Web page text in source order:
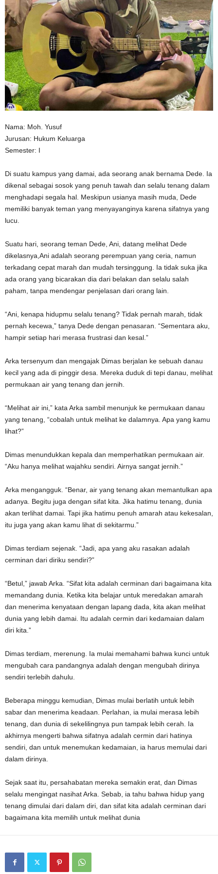
Nama: Moh. Yusuf
Jurusan: Hukum Keluarga
Semester: I
Di suatu kampus yang damai, ada seorang anak bernama Dede. Ia
dikenal sebagai sosok yang penuh tawah dan selalu tenang dalam
menghadapi segala hal. Meskipun usianya masih muda, Dede
memiliki banyak teman yang menyayanginya karena sifatnya yang
lucu.
Suatu hari, seorang teman Dede, Ani, datang melihat Dede
dikelasnya,Ani adalah seorang perempuan yang ceria, namun
terkadang cepat marah dan mudah tersinggung. Ia tidak suka jika
ada orang yang bicarakan dia dari belakan dan selalu salah
paham, tanpa mendengar penjelasan dari orang lain.
“Ani, kenapa hidupmu selalu tenang? Tidak pernah marah, tidak
pernah kecewa,” tanya Dede dengan penasaran. “Sementara aku,
hampir setiap hari merasa frustrasi dan kesal.”
Arka tersenyum dan mengajak Dimas berjalan ke sebuah danau
kecil yang ada di pinggir desa. Mereka duduk di tepi danau, melihat
permukaan air yang tenang dan jernih.
“Melihat air ini,” kata Arka sambil menunjuk ke permukaan danau
yang tenang, “cobalah untuk melihat ke dalamnya. Apa yang kamu
lihat?”
Dimas menundukkan kepala dan memperhatikan permukaan air.
“Aku hanya melihat wajahku sendiri. Airnya sangat jernih.”
Arka mengangguk. “Benar, air yang tenang akan memantulkan apa
adanya. Begitu juga dengan sifat kita. Jika hatimu tenang, dunia
akan terlihat damai. Tapi jika hatimu penuh amarah atau kekesalan,
itu juga yang akan kamu lihat di sekitarmu.”
Dimas terdiam sejenak. “Jadi, apa yang aku rasakan adalah
cerminan dari diriku sendiri?”
“Betul,” jawab Arka. “Sifat kita adalah cerminan dari bagaimana kita
memandang dunia. Ketika kita belajar untuk meredakan amarah
dan menerima kenyataan dengan lapang dada, kita akan melihat
dunia yang lebih damai. Itu adalah cermin dari kedamaian dalam
diri kita.”
Dimas terdiam, merenung. Ia mulai memahami bahwa kunci untuk
mengubah cara pandangnya adalah dengan mengubah dirinya
sendiri terlebih dahulu.
Beberapa minggu kemudian, Dimas mulai berlatih untuk lebih
sabar dan menerima keadaan. Perlahan, ia mulai merasa lebih
tenang, dan dunia di sekelilingnya pun tampak lebih cerah. Ia
akhirnya mengerti bahwa sifatnya adalah cermin dari hatinya
sendiri, dan untuk menemukan kedamaian, ia harus memulai dari
dalam dirinya.
Sejak saat itu, persahabatan mereka semakin erat, dan Dimas
selalu mengingat nasihat Arka. Sebab, ia tahu bahwa hidup yang
tenang dimulai dari dalam diri, dan sifat kita adalah cerminan dari
bagaimana kita memilih untuk melihat dunia